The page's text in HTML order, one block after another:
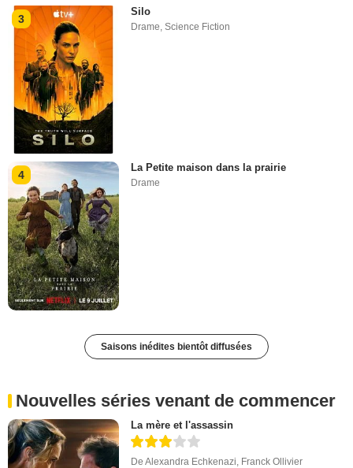
3
Silo
Drame,Science Fiction
4
La Petite maison dans la prairie
Drame
Saisons inédites bientôt diffusées
Nouvelles séries venant de commencer
La mère et l'assassin
DeAlexandra Echkenazi Franck Ollivier